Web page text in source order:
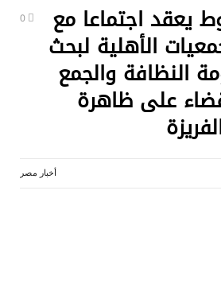
يعقد اجتماعا مع
الأهلية لبحث
النظافة والجمع
على ظاهرة
أخبار مصر